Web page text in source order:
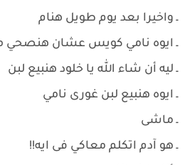
ـ واخيرا بعد يوم طويل هنام
ـ ايوه نامي كويس عشان هنصحي
ـ ليه أن شاء الله يا خلود هنبيع لبن
ـ ايوه هنبيع لبن غورى نامي
ـ ماشى
ـ هو آدم اتكلم معاكي فى ايه!!